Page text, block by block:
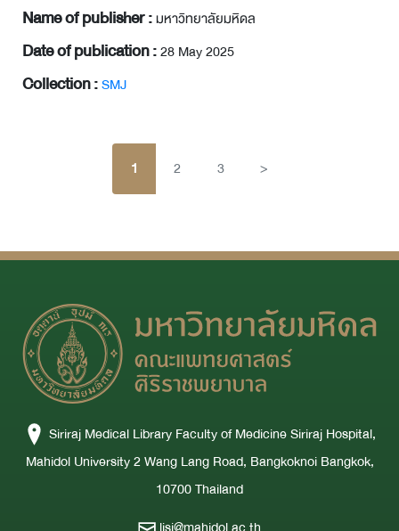
Name of publisher :มหาวิทยาลัยมหิดล
Date of publication :28 May 2025
Collection :SMJ
1 2 3 >
Siriraj Medical Library Faculty of Medicine Siriraj Hospital,
Mahidol University 2 Wang Lang Road, Bangkoknoi Bangkok,
10700 Thailand